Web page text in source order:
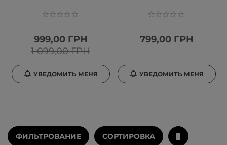
1 099,00 ГРН
999,00 ГРН
УВЕДОМИТЬ МЕНЯ
799,00 ГРН
УВЕДОМИТЬ МЕНЯ
ФИЛЬТРОВАНИЕ СОРТИРОВКА